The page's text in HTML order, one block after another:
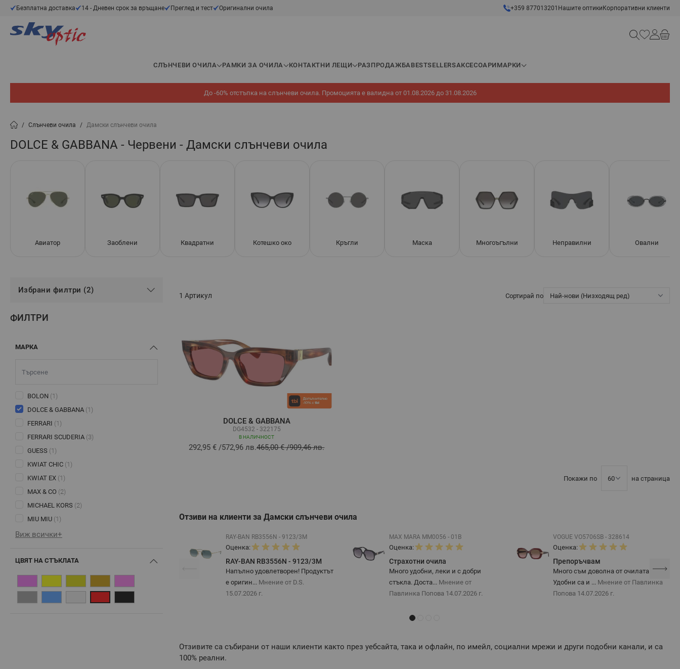
Прескачане към съдържанието
Безплатна доставка 14 - Дневен срок за връщане Преглед и тест Оригинални очила +359 877013201 Нашите оптики Корпоративни клиенти
Търсене
СЛЪНЧЕВИ ОЧИЛА РАМКИ ЗА ОЧИЛА КОНТАКТНИ ЛЕЩИ РАЗПРОДАЖБАBESTSELLERSАКСЕСОАРИ МАРКИ
До -60% отстъпка на слънчеви очила. Промоцията е валидна от 01.08.2026 до 31.08.2026
/ Слънчеви очила / Дамски слънчеви очила
DOLCE & GABBANA - Червени - Дамски слънчеви очила
Авиатор Заоблени Квадратни Котешко око Кръгли Маска Многоъгълни Неправилни Овални
Избрани филтри (2)
ФИЛТРИ
МАРКА
BOLON (1)
DOLCE & GABBANA (1)
FERRARI (1)
FERRARI SCUDERIA (3)
GUESS (1)
KWIAT CHIC (1)
KWIAT EX (1)
MAX & CO (2)
MICHAEL KORS (2)
MIU MIU (1)
Виж всички+
ЦВЯТ НА СТЪКЛАТА
1 Артикул Сортирай по
DOLCE & GABBANA
DG4532 - 322175
В НАЛИЧНОСТ
292,95 € /572,96 лв.465,00 €/909,46 лв.
Покажи по на страница
Отзиви на клиенти за Дамски слънчеви очила
RAY-BAN RB3556N - 9123/3M
Оценка:
RAY-BAN RB3556N - 9123/3M
Напълно удовлетворен! Продуктът
е оригин... Мнение от D.S.
15.07.2026 г.
MAX MARA MM0056 - 01B
Оценка:
Страхотни очила
Много удобни, леки и с добри
стъкла. Доста... Мнение от
Павлинка Попова 14.07.2026 г.
VOGUE VO5706SB - 328614
Оценка:
Препоръчвам
Много съм доволна от очилата.
Удобни са и ... Мнение от Павлинка
Попова 14.07.2026 г.
Отзивите са събирани от наши клиенти както през уебсайта, така и офлайн, по имейл, социални мрежи и други подобни канали, и са
100% реални.